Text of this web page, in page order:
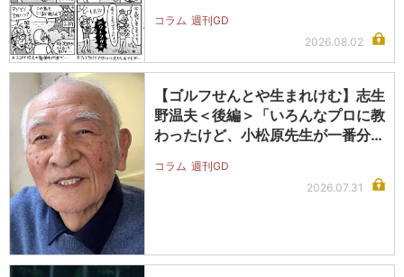
コラム 週刊GD
2026.08.02
【ゴルフせんとや生まれけむ】志生
野温夫＜後編＞「いろんなプロに教
わったけど、小松原先生が一番分か
コラム 週刊GD
2026.07.31